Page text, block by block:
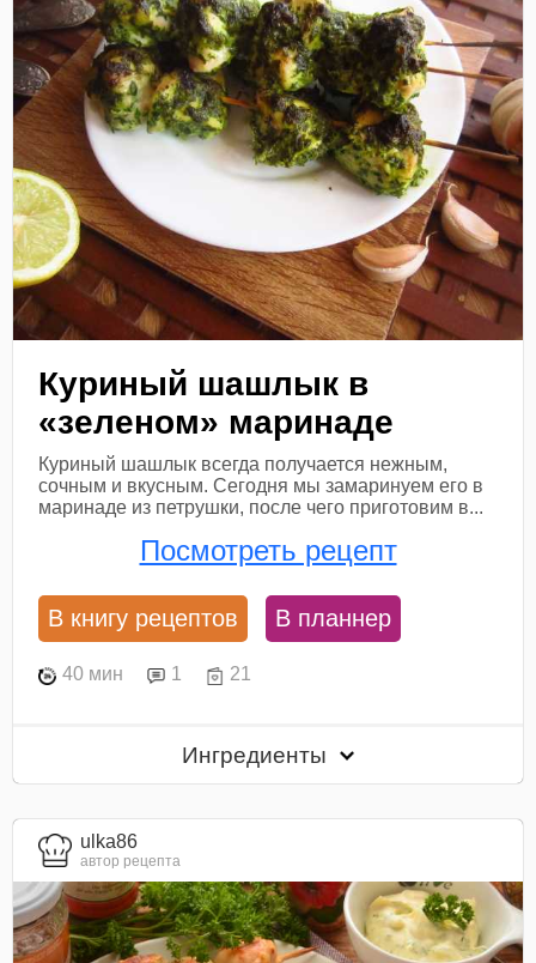
Куриный шашлык в
«зеленом» маринаде
Куриный шашлык всегда получается нежным,
сочным и вкусным. Сегодня мы замаринуем его в
маринаде из петрушки, после чего приготовим в...
Посмотреть рецепт
В книгу рецептов В планнер
40 мин 1 21
Ингредиенты
ulka86
автор рецепта